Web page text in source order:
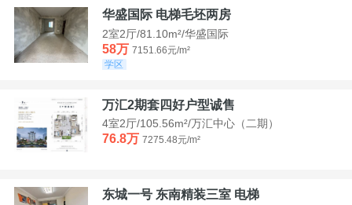
华盛国际 电梯毛坯两房
2室2厅/81.10m²/华盛国际
58万 7151.66元/m²
学区
万汇2期套四好户型诚售
4室2厅/105.56m²/万汇中心（二期）
76.8万 7275.48元/m²
东城一号 东南精装三室 电梯